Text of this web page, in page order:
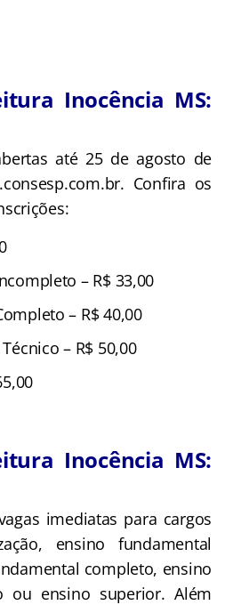
Inocência MS:
até 25 de agosto de
Confira os
– R$ 33,00
– R$ 40,00
– R$ 50,00
Inocência MS:
imediatas para cargos
ensino fundamental
completo, ensino
ou ensino superior. Além